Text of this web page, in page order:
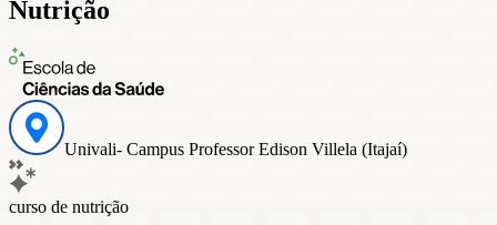
Nutrição
Univali- Campus Professor Edison Villela (Itajaí)
curso de nutrição